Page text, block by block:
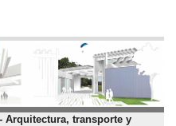
Arquitectura, transporte y